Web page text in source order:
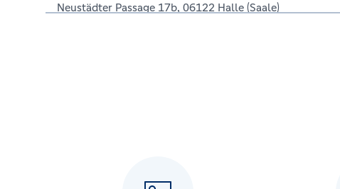
Neustädter Passage 17b, 06122 Halle (Saale)
Schraplauer Straße 49, 06317 Seegebiet Mansfelder Land